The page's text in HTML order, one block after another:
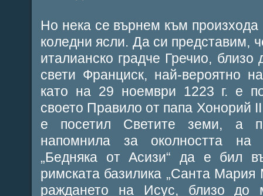
Но нека се върнем към произхода
коледни ясли. Да си представим,
италианско градче Гречио,
свети Франциск, най-вероятно
като на 29 ноември 1223 г. е
своето Правило от папа Хонорий
е посетил Светите земи, а
напомнила за околността
„Бедняка от Асизи“ да е бил
римската базилика „Санта
раждането на Исус, близо до